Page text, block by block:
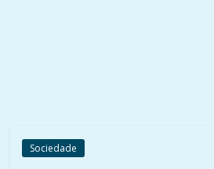
Sociedade